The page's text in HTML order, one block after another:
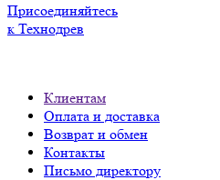
Присоединяйтесь
к Технодрев
Клиентам
Оплата и доставка
Возврат и обмен
Контакты
Письмо директору